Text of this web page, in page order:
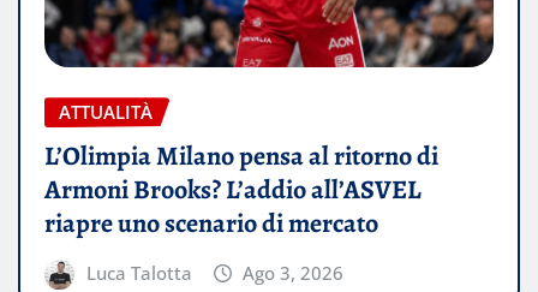
ATTUALITÀ
L’Olimpia Milano pensa al ritorno di
Armoni Brooks? L’addio all’ASVEL
riapre uno scenario di mercato
Luca Talotta Ago 3, 2026